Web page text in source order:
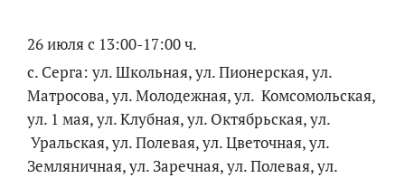
26 июля с 13:00-17:00 ч.
с. Серга: ул. Школьная, ул. Пионерская, ул.
Матросова, ул. Молодежная, ул. Комсомольская,
ул. 1 мая, ул. Клубная, ул. Октябрьская, ул.
Уральская, ул. Полевая, ул. Цветочная, ул.
Земляничная, ул. Заречная, ул. Полевая, ул.